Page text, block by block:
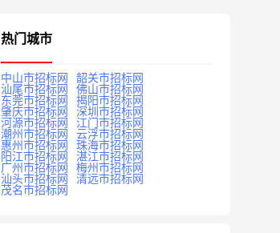
热门城市
中山市招标网
韶关市招标网
汕尾市招标网
佛山市招标网
东莞市招标网
揭阳市招标网
肇庆市招标网
深圳市招标网
河源市招标网
江门市招标网
潮州市招标网
云浮市招标网
惠州市招标网
珠海市招标网
阳江市招标网
湛江市招标网
广州市招标网
梅州市招标网
汕头市招标网
清远市招标网
茂名市招标网